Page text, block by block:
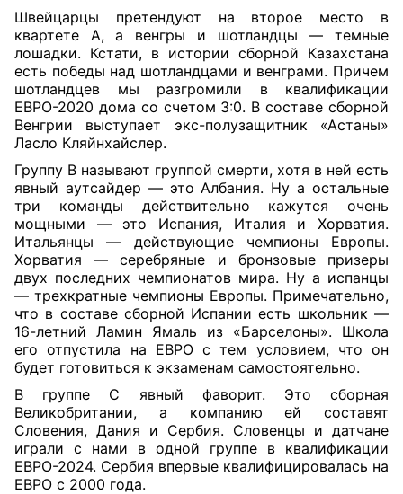
Швейцарцы претендуют на второе место в
квартете А, а венгры и шотландцы — темные
лошадки. Кстати, в истории сборной Казахстана
есть победы над шотландцами и венграми. Причем
шотландцев мы разгромили в квалификации
ЕВРО-2020 дома со счетом 3:0. В составе сборной
Венгрии выступает экс-полузащитник «Астаны»
Ласло Кляйнхайслер.
Группу В называют группой смерти, хотя в ней есть
явный аутсайдер — это Албания. Ну а остальные
три команды действительно кажутся очень
мощными — это Испания, Италия и Хорватия.
Итальянцы — действующие чемпионы Европы.
Хорватия — серебряные и бронзовые призеры
двух последних чемпионатов мира. Ну а испанцы
— трехкратные чемпионы Европы. Примечательно,
что в составе сборной Испании есть школьник —
16-летний Ламин Ямаль из «Барселоны». Школа
его отпустила на ЕВРО с тем условием, что он
будет готовиться к экзаменам самостоятельно.
В группе С явный фаворит. Это сборная
Великобритании, а компанию ей составят
Словения, Дания и Сербия. Словенцы и датчане
играли с нами в одной группе в квалификации
ЕВРО-2024. Сербия впервые квалифицировалась на
ЕВРО с 2000 года.